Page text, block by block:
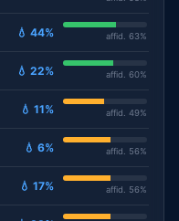
💧 44% affid. 63%
💧 22% affid. 60%
💧 11% affid. 49%
💧 6% affid. 56%
💧 17% affid. 56%